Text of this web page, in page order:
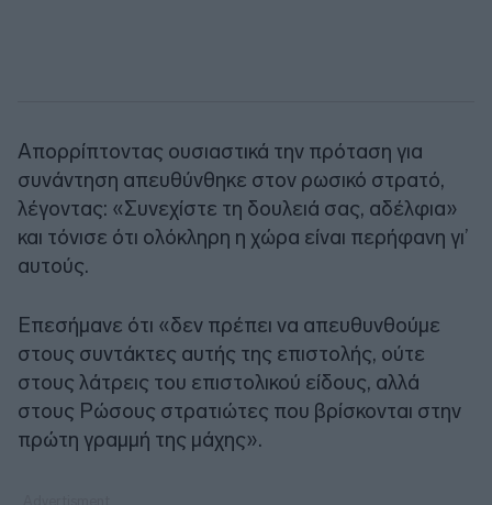
Απορρίπτοντας ουσιαστικά την πρόταση για
συνάντηση απευθύνθηκε στον ρωσικό στρατό,
λέγοντας: «Συνεχίστε τη δουλειά σας, αδέλφια»
και τόνισε ότι ολόκληρη η χώρα είναι περήφανη γι’
αυτούς.
Επεσήμανε ότι «δεν πρέπει να απευθυνθούμε
στους συντάκτες αυτής της επιστολής, ούτε
στους λάτρεις του επιστολικού είδους, αλλά
στους Ρώσους στρατιώτες που βρίσκονται στην
πρώτη γραμμή της μάχης».